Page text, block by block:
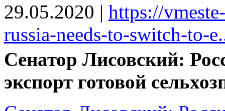
29.05.2020 | https://
russia-needs-to-switch-to-
Сенатор Лисовский:
экспорт готовой